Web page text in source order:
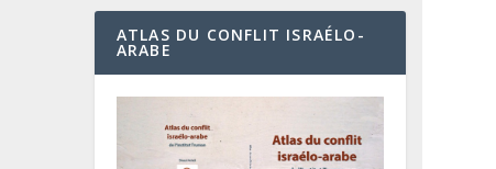
ATLAS DU CONFLIT ISRAÉLO-
ARABE